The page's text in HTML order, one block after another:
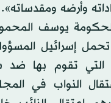
وأرضه
يوسف
إسرائيل
التي تقوم بها ضد
النواب في